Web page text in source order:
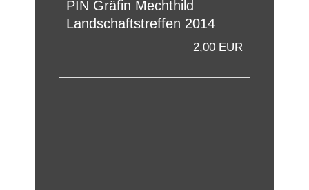
PIN Gräfin Mechthild
Landschaftstreffen 2014
2,00 EUR